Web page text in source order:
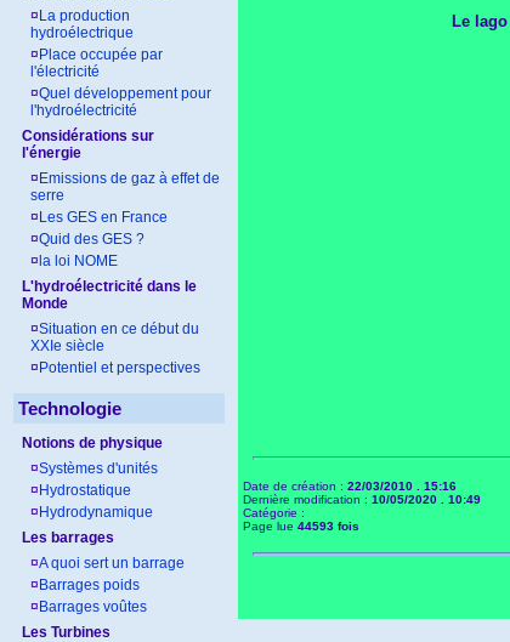
¤ La production
hydroélectrique
¤ Place occupée par
l'électricité
¤Quel développement pour
l'hydroélectricité
Considérations sur
l'énergie
¤ Emissions de gaz à effet de
serre
¤ Les GES en France
¤Quid des GES ?
¤ la loi NOME
L'hydroélectricité dans le
Monde
¤Situation en ce début du
XXIe siècle
¤ Potentiel et perspectives
Technologie
Notions de physique
¤Systèmes d'unités
¤ Hydrostatique
¤ Hydrodynamique
Les barrages
¤A quoi sert un barrage
¤ Barrages poids
¤ Barrages voûtes
Les Turbines
Le
Date de création : 22/03/2010 . 15:16
Dernière modification : 10/05/2020 . 10:49
Catégorie :
Page lue 44593 fois